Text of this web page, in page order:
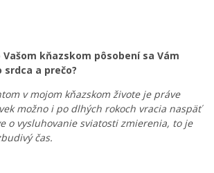
kňazskom pôsobení sa Vám
a prečo?
v mojom kňazskom živote je práve
možno i po dlhých rokoch vracia naspäť
o vysluhovanie sviatosti zmierenia, to je
čas.